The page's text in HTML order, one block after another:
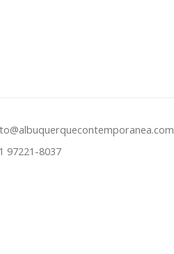
97221-8037